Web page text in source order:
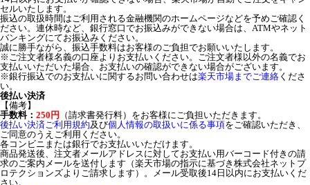
セルいたします。
振込の取扱時間はご利用される金融機関のホームページなどを予めご確認く
ださい。連休時など、銀行窓口でお振込みができない場合は、ATMやネット
バンキングにてお振込みください。
誠に勝手ながら、振込手数料はお客様のご負担でお願いいたします。
※ご注文者様名義の口座よりお支払いください。ご注文者様以外の名義でお
支払いいただいた場合、お支払いの確認ができない場合がございます。
※銀行振込でのお支払いに関するお問い合わせは楽天市場までご連絡 くださ
い。
後払い決済
【備考】
手数料： 250円
（請求書発行料）をお客様にご負担いただきます。
後払い決済ご利用規約及び個人情報の取扱いに係る事項をご確認いただき、
ご同意のうえご利用ください。
各コンビニまたは銀行でお支払いいただけます。
商品発送後、注文者メールアドレスに対してお支払い用バーコード付きの請
求のご案内メールを送付します（楽天市場の指示に基づき株式会社ネットプ
ロテクションズよりご請求します）。メール受取後14日以内にお支払いくだ
さい。